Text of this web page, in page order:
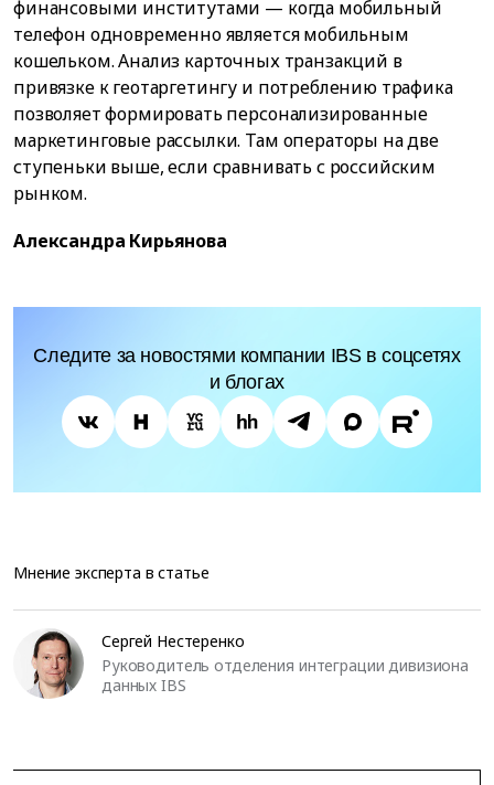
финансовыми институтами — когда мобильный
телефон одновременно является мобильным
кошельком. Анализ карточных транзакций в
привязке к геотаргетингу и потреблению трафика
позволяет формировать персонализированные
маркетинговые рассылки. Там операторы на две
ступеньки выше, если сравнивать с российским
рынком.
Александра Кирьянова
Следите за новостями компании IBS в соцсетях
и блогах
Мнение эксперта в статье
Сергей Нестеренко
Руководитель отделения интеграции дивизиона
данных IBS